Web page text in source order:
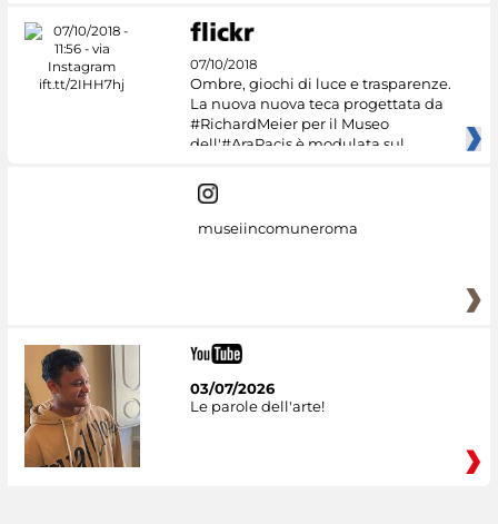
07/10/2018
Ombre, giochi di luce e trasparenze.
La nuova nuova teca progettata da
#RichardMeier per il Museo
dell'#AraPacis è modulata sul
museiincomuneroma
03/07/2026
Le parole dell'arte!